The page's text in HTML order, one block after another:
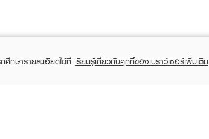
กษารายละเอียดได้ที่ เรียนรู้เกี่ยวกับคุกกี้ของเบราว์เซอร์เพิ่มเติม